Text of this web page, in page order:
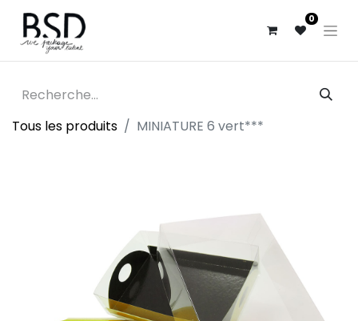
0
Tous les produits MINIATURE 6 vert***